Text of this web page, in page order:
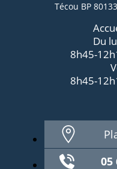
Técou BP
Du
8h45-
8h45-
05